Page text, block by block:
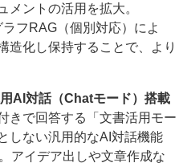
メントの活用を拡大。
フRAG（個別対応）によ
造化し保持することで、より
AI対話（Chatモード）搭載
きで回答する「文書活用モー
しない汎用的なAI対話機能
アイデア出しや文章作成な